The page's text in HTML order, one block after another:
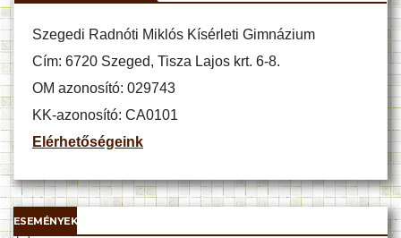
Szegedi Radnóti Miklós Kísérleti Gimnázium
Cím: 6720 Szeged, Tisza Lajos krt. 6-8.
OM azonosító: 029743
KK-azonosító: CA0101
Elérhetőségeink
ESEMÉNYEK